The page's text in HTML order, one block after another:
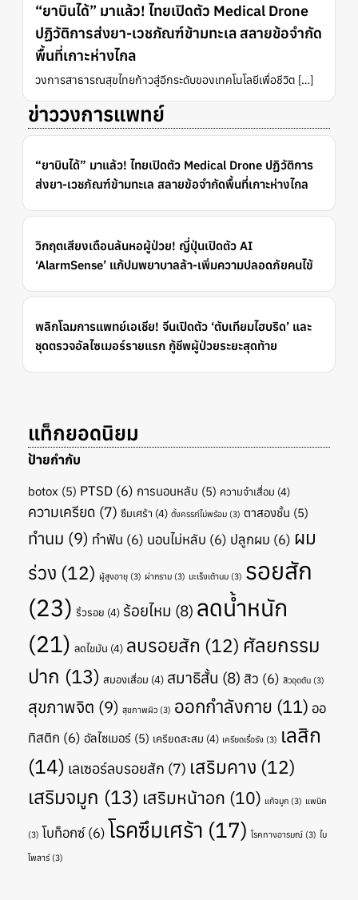
“ยาบินได้” มาแล้ว! ไทยเปิดตัว Medical Drone
ปฏิวัติการส่งยา-เวชภัณฑ์ข้ามทะเล สลายข้อจำกัด
พื้นที่เกาะห่างไกล
วงการสาธารณสุขไทยก้าวสู่อีกระดับของเทคโนโลยีเพื่อชีวิต […]
ข่าววงการแพทย์
“ยาบินได้” มาแล้ว! ไทยเปิดตัว Medical Drone ปฏิวัติการ
ส่งยา-เวชภัณฑ์ข้ามทะเล สลายข้อจำกัดพื้นที่เกาะห่างไกล
วิกฤตเสียงเตือนล้นหอผู้ป่วย! ญี่ปุ่นเปิดตัว AI
‘AlarmSense’ แก้ปมพยาบาลล้า-เพิ่มความปลอดภัยคนไข้
พลิกโฉมการแพทย์เอเชีย! จีนเปิดตัว ‘ตับเทียมไฮบริด’ และ
ชุดตรวจอัลไซเมอร์รายแรก กู้ชีพผู้ป่วยระยะสุดท้าย
แท็กยอดนิยม
ป้ายกำกับ
botox (5) PTSD (6) การนอนหลับ (5) ความจำเสื่อม (4)
ความเครียด (7) ซึมเศร้า (4) ตั้งครรภ์ไม่พร้อม (3) ตาสองชั้น (5)
ทำนม (9) ทำฟัน (6) นอนไม่หลับ (6) ปลูกผม (6) ผม
ร่วง (12) ผู้สูงอายุ (3) ผ่ากราม (3) มะเร็งเต้านม (3) รอยสัก
(23) ริ้วรอย (4) ร้อยไหม (8) ลดน้ำหนัก
(21) ลดไขมัน (4) ลบรอยสัก (12) ศัลยกรรม
ปาก (13) สมองเสื่อม (4) สมาธิสั้น (8) สิว (6) สิวอุดตัน (3)
สุขภาพจิต (9) สุขภาพผิว (3) ออกกำลังกาย (11) ออ
ทิสติก (6) อัลไซเมอร์ (5) เครียดสะสม (4) เครียดเรื้อรัง (3) เลสิก
(14) เลเซอร์ลบรอยสัก (7) เสริมคาง (12)
เสริมจมูก (13) เสริมหน้าอก (10) แก้จมูก (3) แพนิค
(3) โบท็อกซ์(6) โรคซึมเศร้า (17) โรคทางอารมณ์ (3) ไบ
โพลาร์(3)